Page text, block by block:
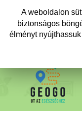
A weboldalon
biztonságos
élményt